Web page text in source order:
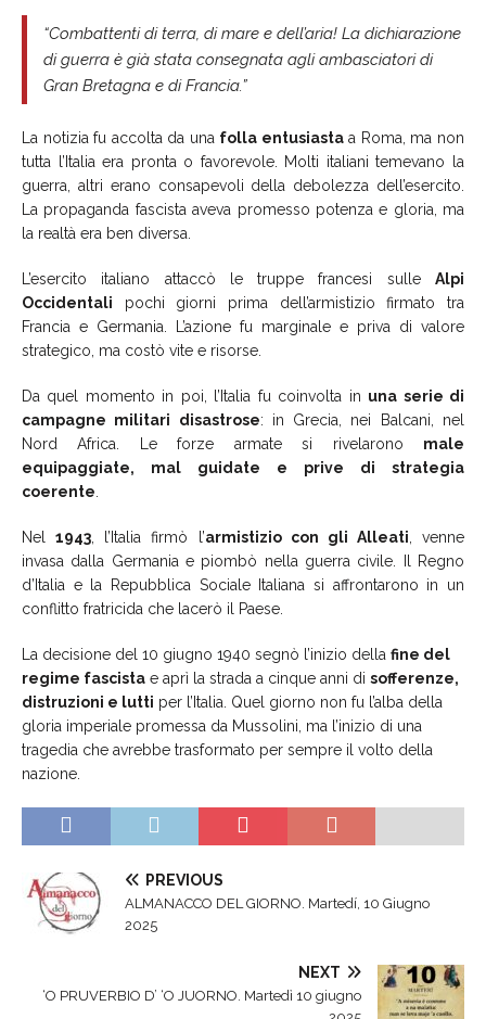
“Combattenti di terra, di mare e dell’aria! La dichiarazione
di guerra è già stata consegnata agli ambasciatori di
Gran Bretagna e di Francia.”
La notizia fu accolta da una folla entusiastaa Roma, ma non
tutta l’Italia era pronta o favorevole. Molti italiani temevano la
guerra, altri erano consapevoli della debolezza dell’esercito.
La propaganda fascista aveva promesso potenza e gloria, ma
la realtà era ben diversa.
L’esercito italiano attaccò le truppe francesi sulle Alpi
Occidentali pochi giorni prima dell’armistizio firmato tra
Francia e Germania. L’azione fu marginale e priva di valore
strategico, ma costò vite e risorse.
Da quel momento in poi, l’Italia fu coinvolta in una serie di
campagne militari disastrose: in Grecia, nei Balcani, nel
Nord Africa. Le forze armate si rivelarono male
equipaggiate, mal guidate e prive di strategia
coerente
Nel1943 , l’Italia firmò l’armistizio con gli Alleati , venne
invasa dalla Germania e piombò nella guerra civile. Il Regno
d’Italia e la Repubblica Sociale Italiana si affrontarono in un
conflitto fratricida che lacerò il Paese.
La decisione del 10 giugno 1940 segnò l’inizio della fine del
regime fascista e aprì la strada a cinque anni di sofferenze,
distruzioni e lutti per l’Italia. Quel giorno non fu l’alba della
gloria imperiale promessa da Mussolini, ma l’inizio di una
tragedia che avrebbe trasformato per sempre il volto della
nazione.
PREVIOUS
ALMANACCO DEL GIORNO. Martedí, 10 Giugno
2025
NEXT
‘O PRUVERBIO D’ ‘O JUORNO. Martedì 10 giugno